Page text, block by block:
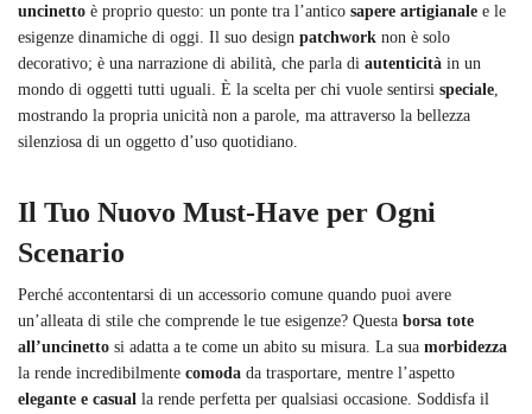
uncinetto è proprio questo: un ponte tra l’antico sapere artigianale e le
esigenze dinamiche di oggi. Il suo design patchwork non è solo
decorativo; è una narrazione di abilità, che parla di autenticità in un
mondo di oggetti tutti uguali. È la scelta per chi vuole sentirsi speciale
mostrando la propria unicità non a parole, ma attraverso la bellezza
silenziosa di un oggetto d’uso quotidiano.
Il Tuo Nuovo Must-Have per Ogni
Scenario
Perché accontentarsi di un accessorio comune quando puoi avere
un’alleata di stile che comprende le tue esigenze? Questa borsa tote
all’uncinetto si adatta a te come un abito su misura. La sua morbidezza
la rende incredibilmente comoda da trasportare, mentre l’aspetto
elegante e casual la rende perfetta per qualsiasi occasione. Soddisfa il